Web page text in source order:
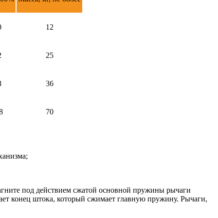
12
25
36
70
под действием сжатой основной пружины рычаги
конец штока, который сжимает главную пружину. Рычаги,